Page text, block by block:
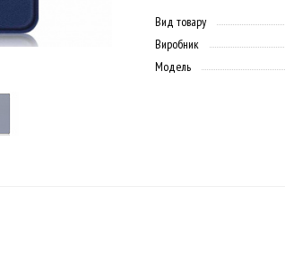
Вид товару
Виробник
Модель